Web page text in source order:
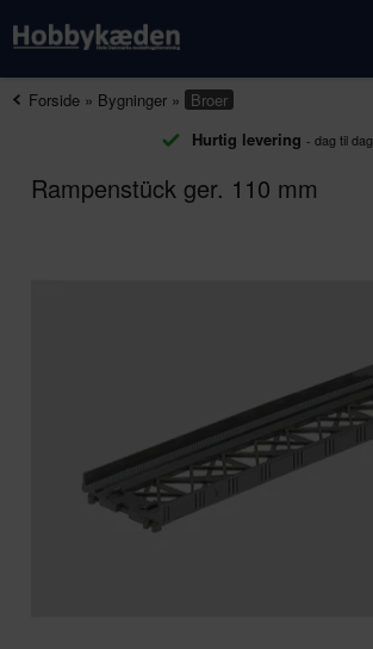
Forside » Bygninger » Broer
Hurtig levering - dag til dag
Rampenstück ger. 110 mm